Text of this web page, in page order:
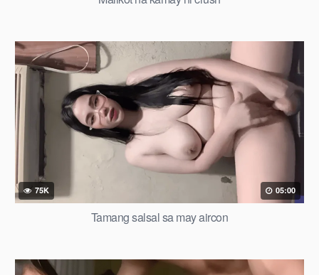
75K 05:00
Tamang salsal sa may aircon